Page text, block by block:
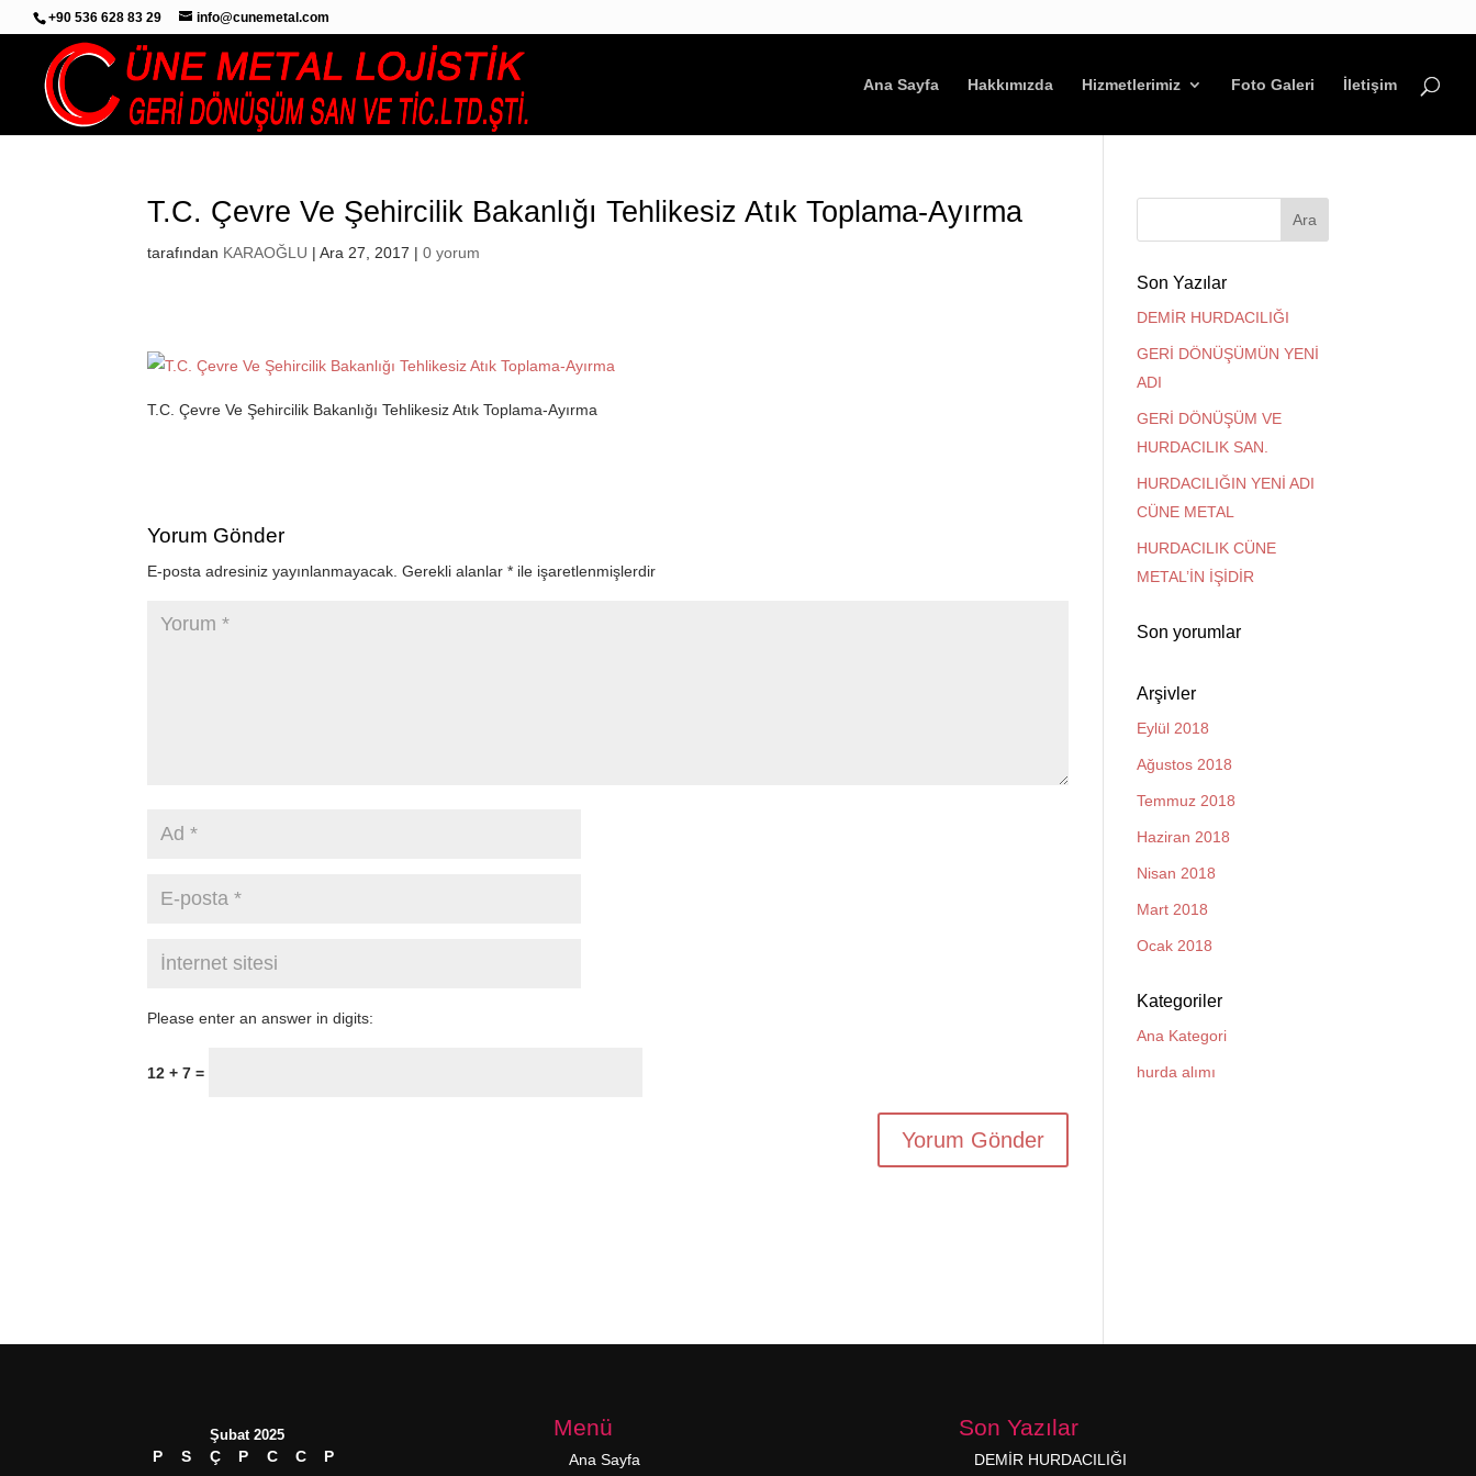
+90 536 628 83 29 info@cunemetal.com
Ana Sayfa Hakkımızda Hizmetlerimiz Foto Galeri İletişim
T.C. Çevre Ve Şehircilik Bakanlığı Tehlikesiz Atık Toplama-Ayırma
tarafından KARAOĞLU |Ara 27, 2017 |0 yorum
T.C. Çevre Ve Şehircilik Bakanlığı Tehlikesiz Atık Toplama-Ayırma
Yorum Gönder
E-posta adresiniz yayınlanmayacak. Gerekli alanlar* ile işaretlenmişlerdir
Please enter an answer in digits:
12 + 7 =
Son Yazılar
DEMİR HURDACILIĞI
GERİ DÖNÜŞÜMÜN YENİ
ADI
GERİ DÖNÜŞÜM VE
HURDACILIK SAN.
HURDACILIĞIN YENİ ADI
CÜNE METAL
HURDACILIK CÜNE
METAL’İN İŞİDİR
Son yorumlar
Arşivler
Eylül 2018
Ağustos 2018
Temmuz 2018
Haziran 2018
Nisan 2018
Mart 2018
Ocak 2018
Kategoriler
Ana Kategori
hurda alımı
Şubat 2025
P S Ç P C C
P
Menü
Ana Sayfa
Son Yazılar
DEMİR HURDACILIĞI